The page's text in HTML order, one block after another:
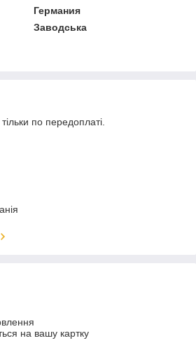
Германия
Заводська
по передоплаті.
на вашу картку